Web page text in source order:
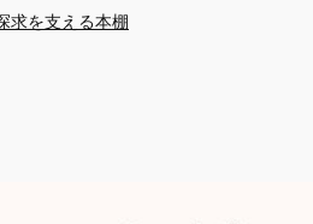
求を支える本棚